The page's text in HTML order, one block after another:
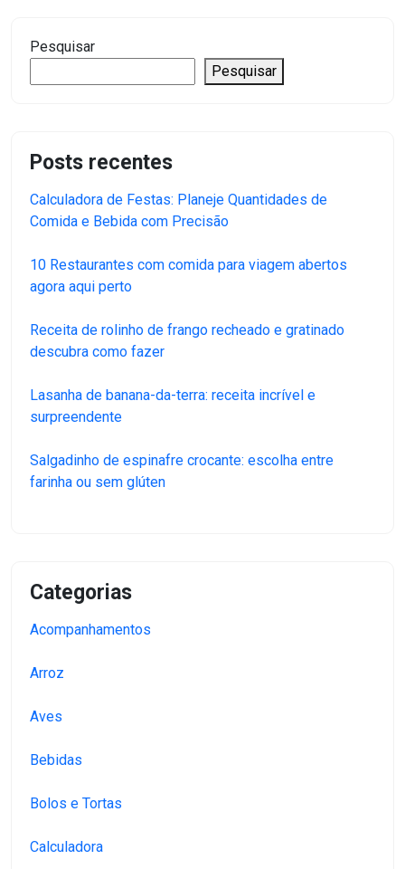
Pesquisar
Pesquisar
Posts recentes
Calculadora de Festas: Planeje Quantidades de
Comida e Bebida com Precisão
10 Restaurantes com comida para viagem abertos
agora aqui perto
Receita de rolinho de frango recheado e gratinado
descubra como fazer
Lasanha de banana-da-terra: receita incrível e
surpreendente
Salgadinho de espinafre crocante: escolha entre
farinha ou sem glúten
Categorias
Acompanhamentos
Arroz
Aves
Bebidas
Bolos e Tortas
Calculadora